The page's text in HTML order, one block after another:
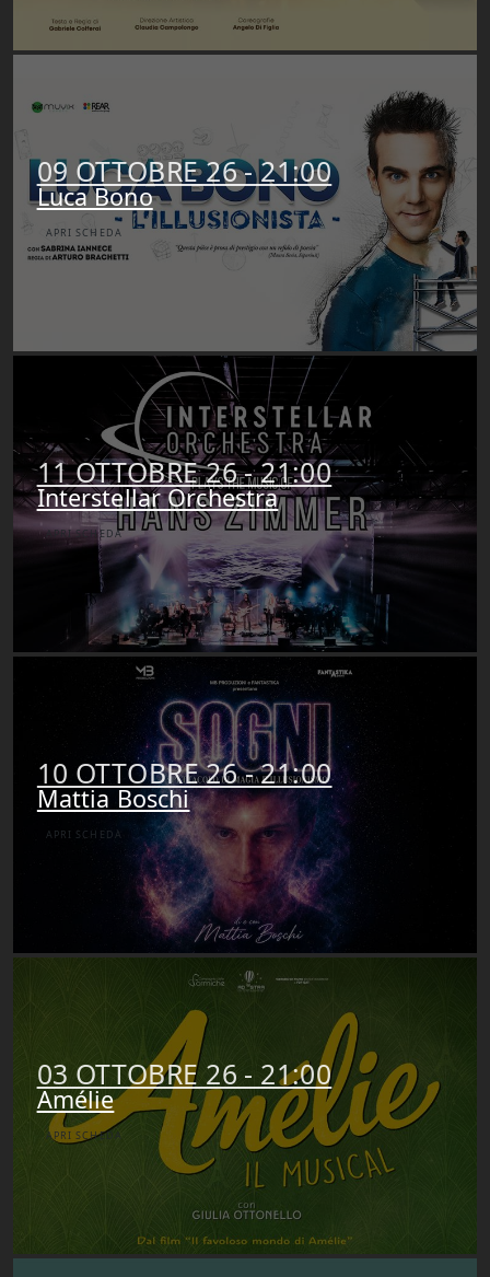
09 OTTOBRE 26 - 21:00
Luca Bono
APRI SCHEDA
11 OTTOBRE 26 - 21:00
Interstellar Orchestra
APRI SCHEDA
10 OTTOBRE 26 - 21:00
Mattia Boschi
APRI SCHEDA
03 OTTOBRE 26 - 21:00
Amélie
APRI SCHEDA